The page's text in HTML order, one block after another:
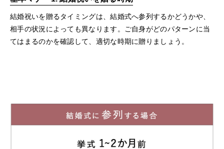
結婚祝いを贈るタイミングは、結婚式へ参列するかどうかや、
相手の状況によっても異なります。ご自身がどのパターンに当
てはまるのかを確認して、適切な時期に贈りましょう。